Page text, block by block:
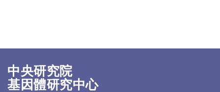
中央研究院
基因體研究中心